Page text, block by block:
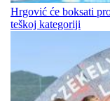
Hrgović će boksati
teškoj kategoriji